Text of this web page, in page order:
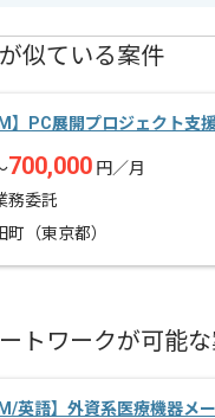
似ている案件
】PC展開プロジェクト支
700,000 円／月
務委託
町（東京都）
トワークが可能
英語】外資系医療機器メ